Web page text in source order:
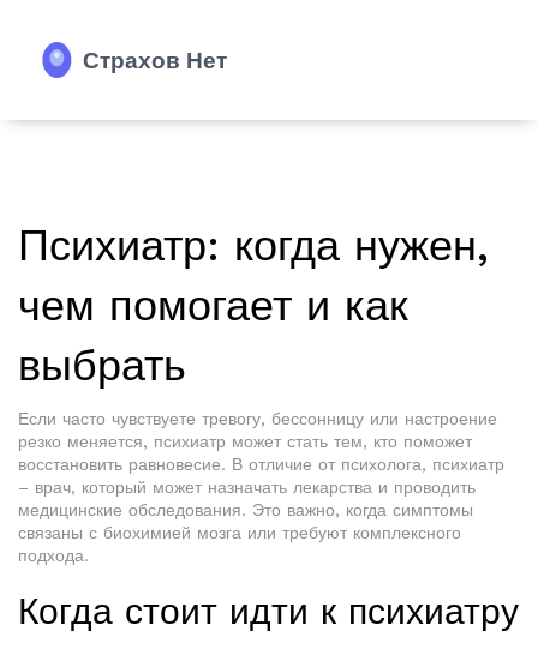
Психиатр: когда нужен,
чем помогает и как
выбрать
Если часто чувствуете тревогу, бессонницу или настроение
резко меняется, психиатр может стать тем, кто поможет
восстановить равновесие. В отличие от психолога, психиатр
– врач, который может назначать лекарства и проводить
медицинские обследования. Это важно, когда симптомы
связаны с биохимией мозга или требуют комплексного
подхода.
Когда стоит идти к психиатру